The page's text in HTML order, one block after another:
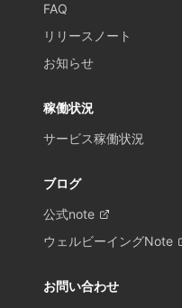
FAQ
リリースノート
お知らせ
稼働状況
サービス稼働状況
ブログ
公式note
ウェルビーイングNote
お問い合わせ